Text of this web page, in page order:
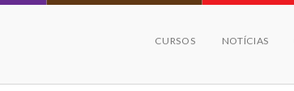
CURSOS NOTÍCIAS